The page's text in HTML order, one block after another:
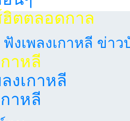
ฮิตตลอดกาล
งเพลงเกาหลี ข่าว
าหลี
งเกาหลี
าหลี